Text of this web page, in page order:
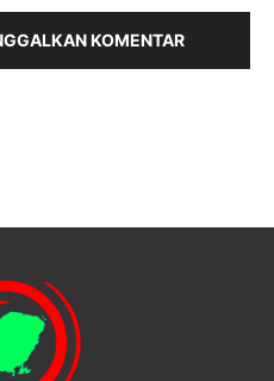
KOMENTAR